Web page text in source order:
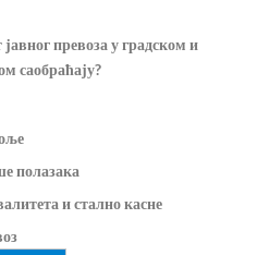
превоза у градском и
саобраћају?
полазака
и стално касне